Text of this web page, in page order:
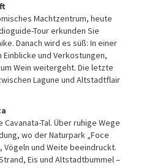
Machtzentrum, heute
Tour erkunden Sie
Danach wird es süß: In einer
und Verkostungen,
Wein weitergeht. Die letzte
Lagune und Altstadtflair
Tal. Über ruhige Wege
wo der Naturpark „Foce
Vögeln und Weite beeindruckt.
Eis und Altstadtbummel –